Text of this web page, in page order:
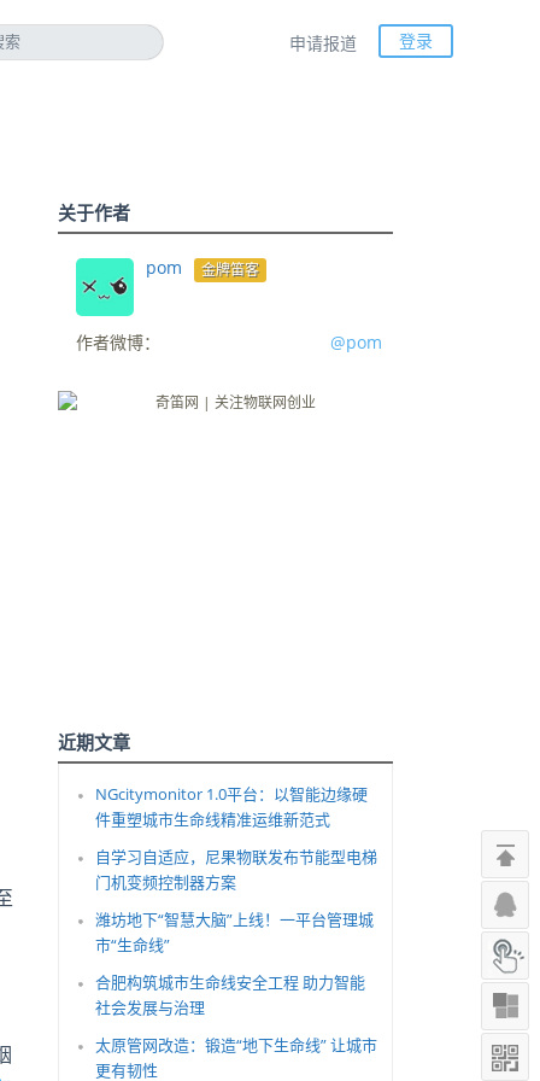
申请报道 登录
关于作者
pom 金牌笛客
作者微博： @pom
近期文章
NGcitymonitor 1.0平台：以智能边缘硬
件重塑城市生命线精准运维新范式
自学习自适应，尼果物联发布节能型电梯
门机变频控制器方案
潍坊地下“智慧大脑”上线！一平台管理城
市“生命线”
合肥构筑城市生命线安全工程 助力智能
社会发展与治理
太原管网改造：锻造“地下生命线” 让城市
更有韧性